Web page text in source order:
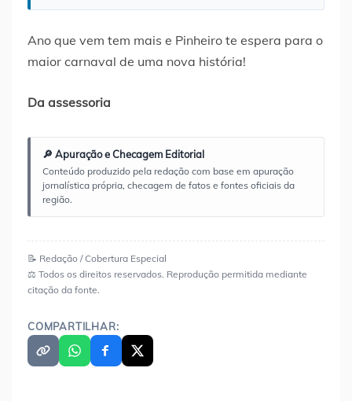
Ano que vem tem mais e Pinheiro te espera para o
maior carnaval de uma nova história!
Da assessoria
🔎 Apuração e Checagem Editorial
Conteúdo produzido pela redação com base em apuração
jornalística própria, checagem de fatos e fontes oficiais da
região.
📝 Redação / Cobertura Especial
⚖️ Todos os direitos reservados. Reprodução permitida mediante
citação da fonte.
COMPARTILHAR: